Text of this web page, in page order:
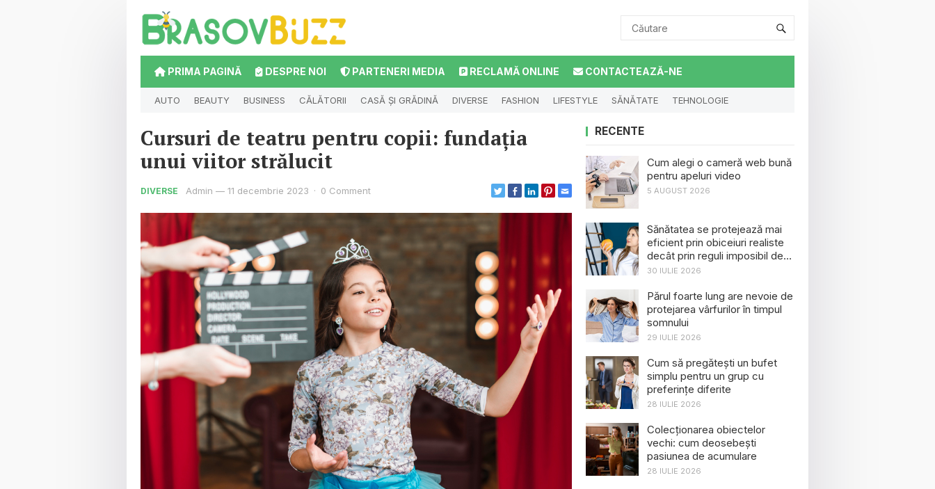
PRIMA PAGINĂ DESPRE NOI PARTENERI MEDIA RECLAMĂ ONLINE CONTACTEAZĂ-NE
AUTO BEAUTY BUSINESS CĂLĂTORII CASĂ ȘI GRĂDINĂ DIVERSE FASHION LIFESTYLE SĂNĂTATE TEHNOLOGIE
Cursuri de teatru pentru copii: fundația
unui viitor strălucit
DIVERSE Admin — 11 decembrie 2023 · 0 Comment
RECENTE
Cum alegi o cameră web bună
pentru apeluri video
5 AUGUST 2026
Sănătatea se protejează mai
eficient prin obiceiuri realiste
decât prin reguli imposibil de
menținut
30 IULIE 2026
Părul foarte lung are nevoie de
protejarea vârfurilor în timpul
somnului
29 IULIE 2026
Cum să pregătești un bufet
simplu pentru un grup cu
preferințe diferite
28 IULIE 2026
Colecționarea obiectelor
vechi: cum deosebești
pasiunea de acumulare
28 IULIE 2026